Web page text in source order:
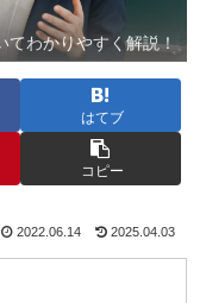
てわかりやすく解説！
はてブ
コピー
2022.06.14 2025.04.03